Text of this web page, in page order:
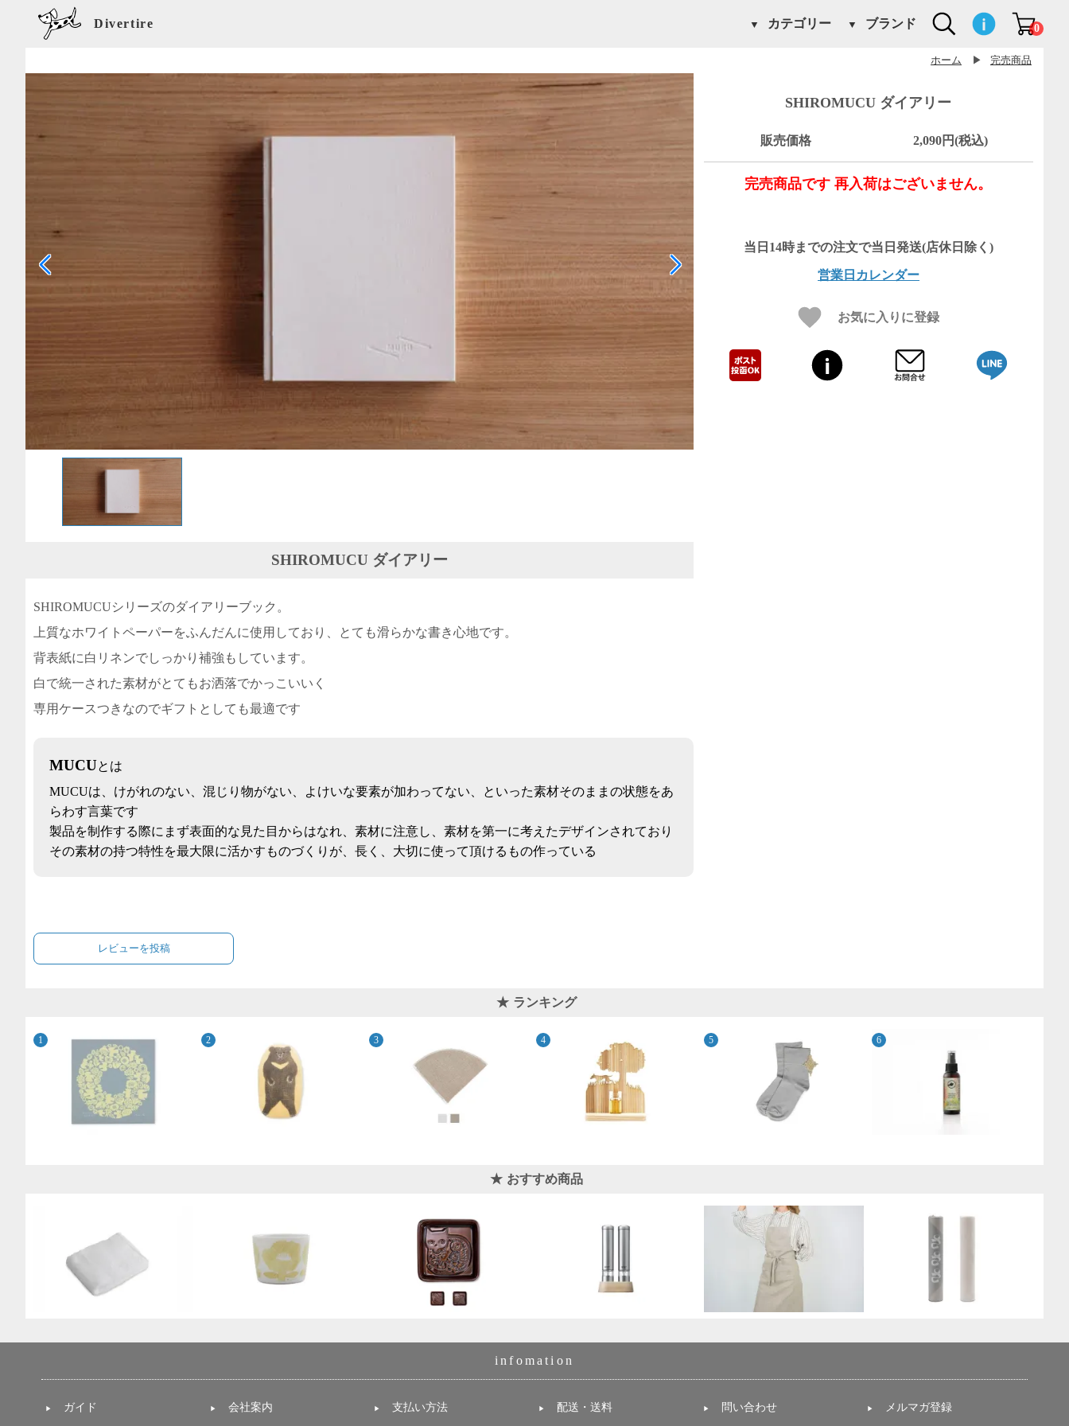
Divertire カテゴリー ブランド 0
ホーム ▶ 完売商品
SHIROMUCU ダイアリー
販売価格 2,090円(税込)
完売商品です 再入荷はございません。
営業日カレンダー
お気に入りに登録
SHIROMUCU ダイアリー
SHIROMUCUシリーズのダイアリーブック。
上質なホワイトペーパーをふんだんに使用しており、とても滑らかな書き心地です。
背表紙に白リネンでしっかり補強もしています。
白で統一された素材がとてもお洒落でかっこいいく
専用ケースつきなのでギフトとしても最適です
MUCUとは
MUCUは、けがれのない、混じり物がない、よけいな要素が加わってない、といった素材そのままの状態をあ
らわす言葉です
製品を制作する際にまず表面的な見た目からはなれ、素材に注意し、素材を第一に考えたデザインされており
その素材の持つ特性を最大限に活かすものづくりが、長く、大切に使って頂けるもの作っている
レビューを投稿
ランキング
おすすめ商品
infomation
ガイド 会社案内 支払い方法 配送・送料 問い合わせ メルマガ登録